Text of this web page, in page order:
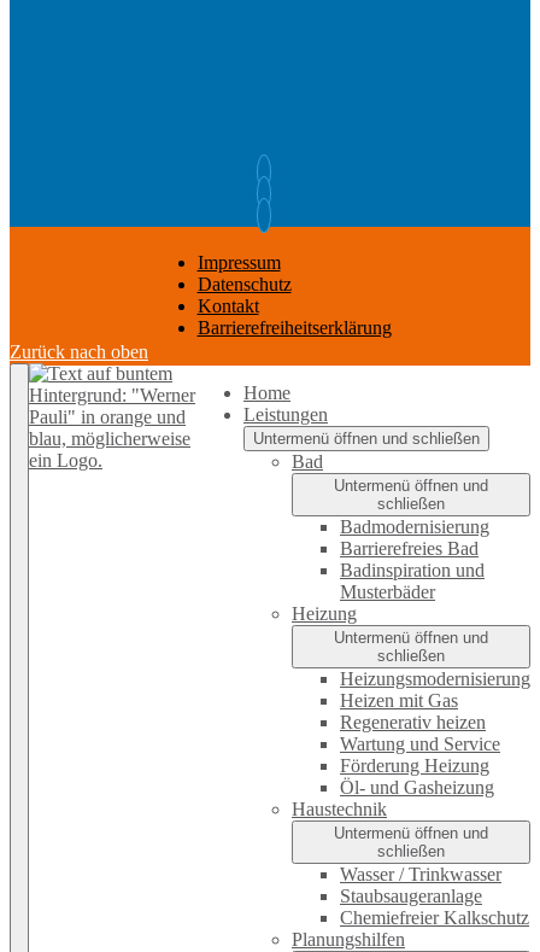
Impressum
Datenschutz
Kontakt
Barrierefreiheitserklärung
Zurück nach oben
Home
Leistungen
Untermenü öffnen und schließen
Bad
Untermenü öffnen und
schließen
Badmodernisierung
Barrierefreies Bad
Badinspiration und
Musterbäder
Heizung
Untermenü öffnen und
schließen
Heizungsmodernisierung
Heizen mit Gas
Regenerativ heizen
Wartung und Service
Förderung Heizung
Öl- und Gasheizung
Haustechnik
Untermenü öffnen und
schließen
Wasser / Trinkwasser
Staubsaugeranlage
Chemiefreier Kalkschutz
Planungshilfen